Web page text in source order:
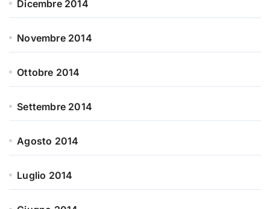
Dicembre 2014
Novembre 2014
Ottobre 2014
Settembre 2014
Agosto 2014
Luglio 2014